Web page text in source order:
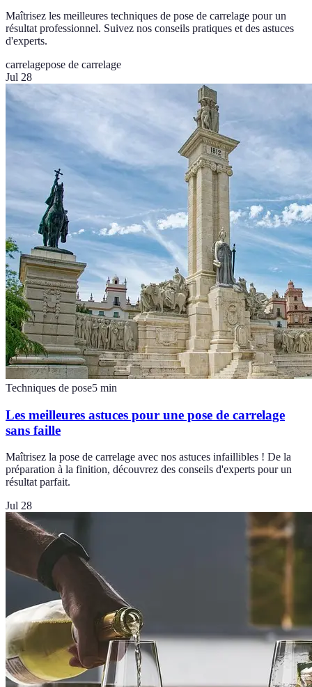
Maîtrisez les meilleures techniques de pose de carrelage pour un
résultat professionnel. Suivez nos conseils pratiques et des astuces
d'experts.
carrelagepose de carrelage
Jul 28
Techniques de pose5 min
Les meilleures astuces pour une pose de carrelage
sans faille
Maîtrisez la pose de carrelage avec nos astuces infaillibles ! De la
préparation à la finition, découvrez des conseils d'experts pour un
résultat parfait.
Jul 28